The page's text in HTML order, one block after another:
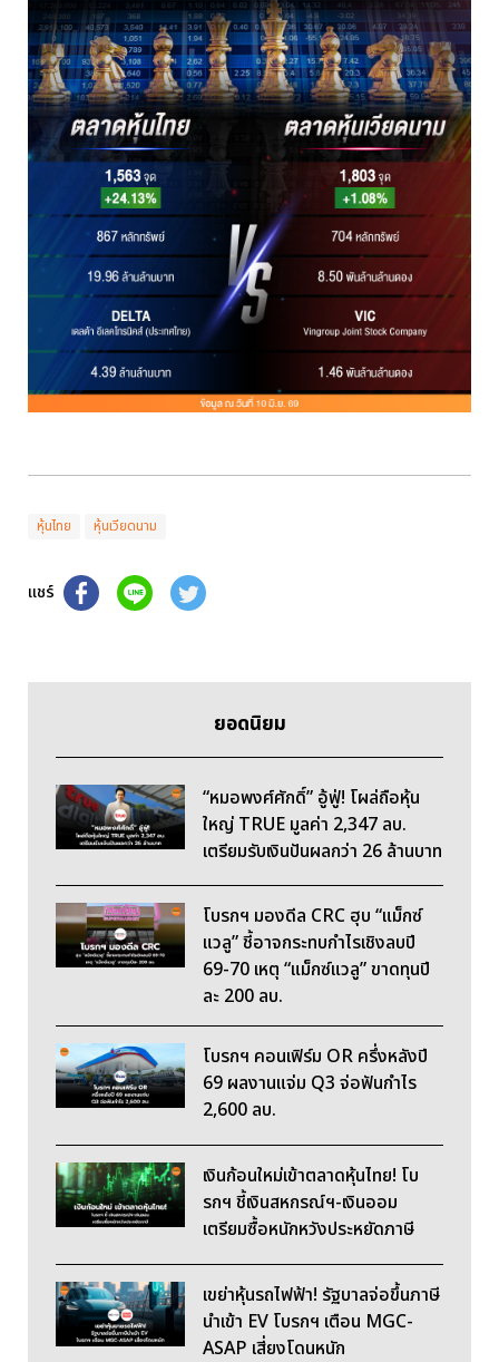
หุ้นไทย หุ้นเวียดนาม
แชร์
ยอดนิยม
“หมอพงศ์ศักดิ์” อู้ฟู่! โผล่ถือหุ้น
ใหญ่ TRUE มูลค่า 2,347 ลบ.
เตรียมรับเงินปันผลกว่า 26 ล้านบาท
โบรกฯ มองดีล CRC ฮุบ “แม็กซ์
แวลู” ชี้อาจกระทบกำไรเชิงลบปี
69-70 เหตุ “แม็กซ์แวลู” ขาดทุนปี
ละ 200 ลบ.
โบรกฯ คอนเฟิร์ม OR ครึ่งหลังปี
69 ผลงานแจ่ม Q3 จ่อฟันกำไร
2,600 ลบ.
เงินก้อนใหม่เข้าตลาดหุ้นไทย! โบ
รกฯ ชี้เงินสหกรณ์ฯ-เงินออม
เตรียมซื้อหนักหวังประหยัดภาษี
เขย่าหุ้นรถไฟฟ้า! รัฐบาลจ่อขึ้นภาษี
นำเข้า EV โบรกฯ เตือน MGC-
ASAP เสี่ยงโดนหนัก